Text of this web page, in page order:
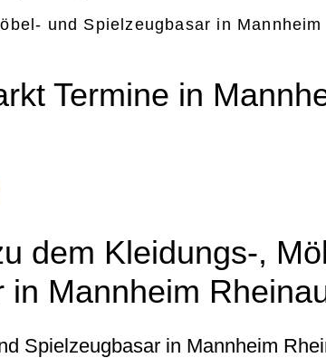
und Spielzeugbasar in Mannheim
Termine in
dem Kleidungs-,
in Mannheim
Spielzeugbasar in Mannheim